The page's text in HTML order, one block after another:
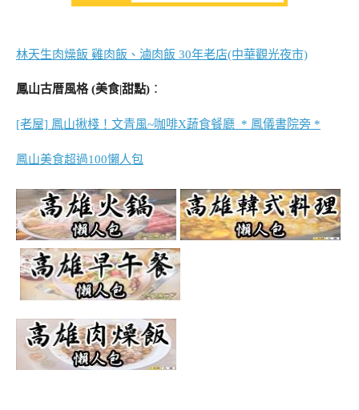
林天生肉燥飯 雞肉飯、滷肉飯 30年老店(中華觀光夜市)
鳳山古厝風格 (美食|甜點) ：
[老屋] 鳳山揪棧！文青風~咖啡X蔬食餐廳 * 鳳儀書院旁 *
鳳山美食超過100懶人包